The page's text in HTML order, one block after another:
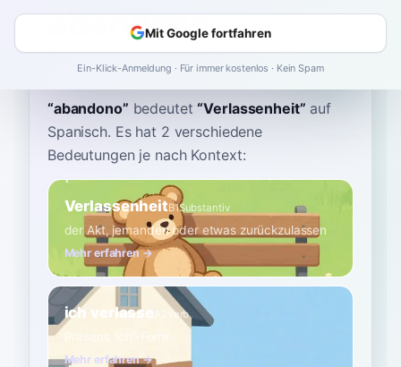
abandono
ah-bahn-DOH-noh aβanˈdono
“abandono” bedeutet “Verlassenheit” auf
Spanisch. Es hat 2 verschiedene
Bedeutungen je nach Kontext:
VerlassenheitB1Substantiv
der Akt, jemanden oder etwas zurückzulassen
Mehr erfahren →
ich verlasse Verb
Präsens 'ich'-Form
Mehr erfahren →
Mit Google fortfahren
Ein-Klick-Anmeldung · Für immer kostenlos · Kein Spam